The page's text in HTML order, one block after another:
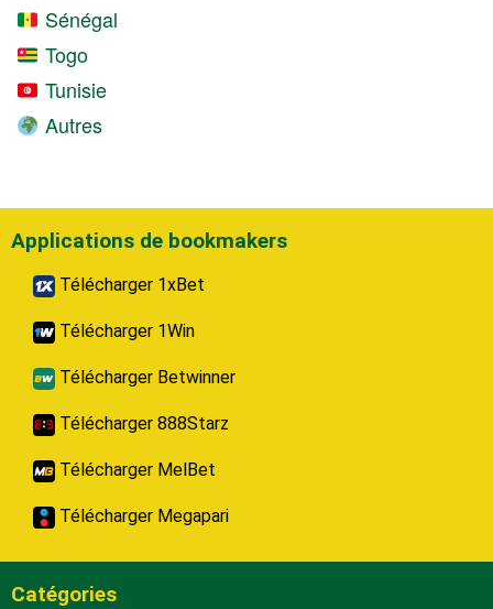
Sénégal
Togo
Tunisie
Autres
Applications de bookmakers
Télécharger 1xBet
Télécharger 1Win
Télécharger Betwinner
Télécharger 888Starz
Télécharger MelBet
Télécharger Megapari
Catégories